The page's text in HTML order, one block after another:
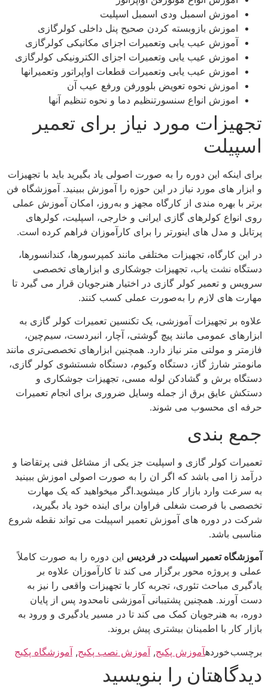
اموزش اسمبل ودی اسمبل اسپلیت
اموزش بازوبسته کردن صحیح پنل داخلی کولرگازی
آموزش عیب یابی وتعمیرات اجزای مکانیکی کولرگازی
اموزش عیب یابی وتعمیرات اجزای الکترونیکی کولرگازی
اموزش عیب یابی وتعمیرات قطعات اواپراتور وتعمیرانها
اموزش نحوه تعویض بلوورفن ورفع عیب آن
اموزش انواع سنسورتنظیم دما و نحوه تنظیم آنها
تجهیزات مورد نیاز برای تعمیر
اسپیلت
برای اینکه این دوره را به صورت اصولی یاد بگیرید باید با تجهیزات
و ابزار های مورد نیاز در این حوزه را آموزش ببینید. آموزشگاه فن‌
برتر با بهره‌ مندی از کارگاه مجهز و به‌روز، امکان آموزش عملی
روی انواع کولرهای گازی ایرانی و خارجی، اسپلیت، کولرهای
پرتابل و مدل‌ های اینورتر را برای کارآموزان فراهم کرده است.
در این کارگاه، تجهیزات مختلفی مانند کمپرسورها، کندانسورها،
دستگاه نشت‌ یاب، تجهیزات جوشکاری و ابزارهای تخصصی
سرویس و تعمیر کولر گازی در اختیار هنرجویان قرار می‌ گیرد تا
مهارت‌ های لازم را به‌صورت عملی کسب کنند.
علاوه بر تجهیزات آموزشی، یک تکنسین تعمیرات کولر گازی به
ابزارهای عمومی مانند پیچ‌ گوشتی، آچار، انبردست، سیم‌چین،
فازمتر و مولتی‌ متر نیاز دارد. همچنین ابزارهای تخصصی‌تری مانند
مانومتر شارژ گاز، دستگاه وکیوم، دستگاه شستشوی کولر گازی،
دستگاه برش و گشادکن لوله مسی، تجهیزات جوشکاری و
دستکش عایق برق از جمله وسایل ضروری برای انجام تعمیرات
حرفه‌ ای محسوب می‌ شوند.
جمع‌ بندی
تعمیرات کولر گازی و اسپلیت جز یکی از مشاغل فنی پرتقاضا و
درآمد زا امی باشد که اگر ان را به صورت اصولی اموزش ببینید
به سرعت وارد بازار کار میشوید.اگر میخواهید که یک مهارت
تخصصی با فرصت شغلی فراوان برای اینده خود یاد بگیرید،
شرکت در دوره‌ های آموزش تعمیر اسپیلت می‌ تواند نقطه شروع
مناسبی باشد.
آموزشگاه تعمیر اسپیلت در فردیس این دوره را به‌ صورت کاملاً
عملی و پروژه‌ محور برگزار می‌ کند تا کارآموزان علاوه بر
یادگیری مباحث تئوری، تجربه کار با تجهیزات واقعی را نیز به
دست آورند. همچنین پشتیبانی آموزشی نامحدود پس از پایان
دوره، به هنرجویان کمک می‌ کند تا در مسیر یادگیری و ورود به
بازار کار با اطمینان بیشتری پیش بروند.
برچسب خوردهآموزش پکیج, آموزش نصب پکیج, آموزشگاه پکیج
دیدگاهتان را بنویسید